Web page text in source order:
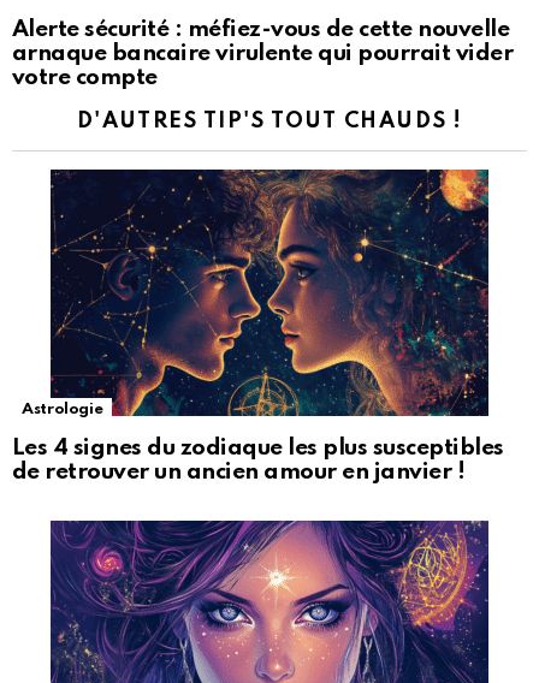
Alerte sécurité : méfiez-vous de cette nouvelle
arnaque bancaire virulente qui pourrait vider
votre compte
D'AUTRES TIP'S TOUT CHAUDS !
Astrologie
Les 4 signes du zodiaque les plus susceptibles
de retrouver un ancien amour en janvier !